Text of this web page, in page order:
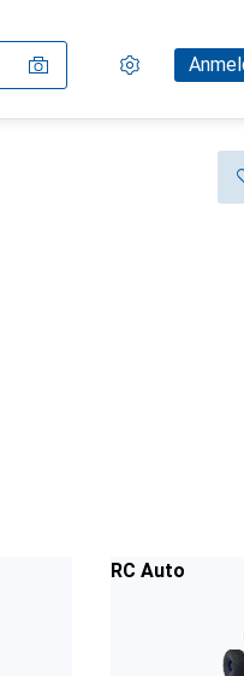
Einstellungen
Kundenkonto
Vergleichslisten
Merklisten
Warenkorb
RC Auto